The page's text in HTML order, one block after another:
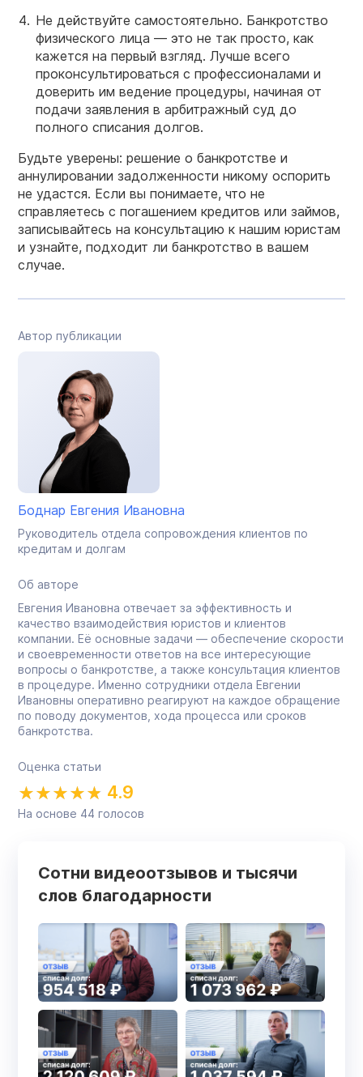
Не действуйте самостоятельно. Банкротство
физического лица — это не так просто, как
кажется на первый взгляд. Лучше всего
проконсультироваться с профессионалами и
доверить им ведение процедуры, начиная от
подачи заявления в арбитражный суд до
полного списания долгов.
Будьте уверены: решение о банкротстве и
аннулировании задолженности никому оспорить
не удастся. Если вы понимаете, что не
справляетесь с погашением кредитов или займов,
записывайтесь на консультацию к нашим юристам
и узнайте, подходит ли банкротство в вашем
случае.
Автор публикации
Боднар Евгения Ивановна
Руководитель отдела сопровождения клиентов по
кредитам и долгам
Об авторе
Евгения Ивановна отвечает за эффективность и
качество взаимодействия юристов и клиентов
компании. Её основные задачи — обеспечение скорости
и своевременности ответов на все интересующие
вопросы о банкротстве, а также консультация клиентов
в процедуре. Именно сотрудники отдела Евгении
Ивановны оперативно реагируют на каждое обращение
по поводу документов, хода процесса или сроков
банкротства.
Оценка статьи
4.9
На основе 44 голосов
Сотни видеоотзывов и тысячи
слов благодарности